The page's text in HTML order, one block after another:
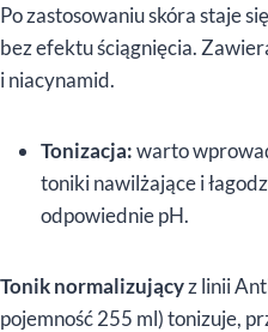
Po zastosowaniu skóra staje
bez efektu ściągnięcia.
i niacynamid.
Tonizacja:warto
toniki nawilżające i
odpowiednie pH.
Tonik normalizującyz linii
pojemność 255 ml) tonizuje,